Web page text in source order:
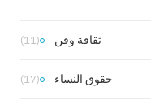
ثقافة وفن (11)
حقوق النساء (17)